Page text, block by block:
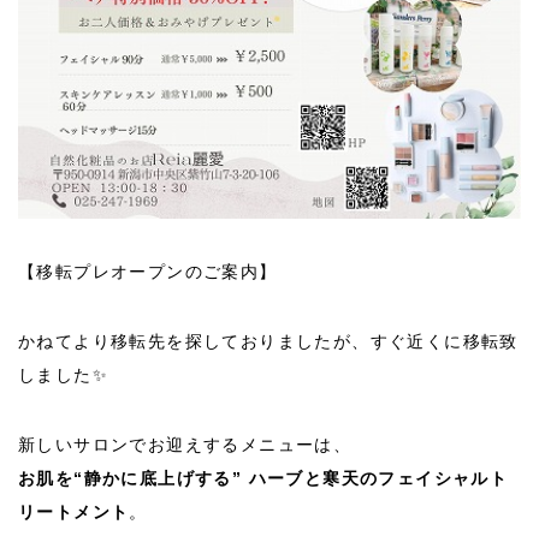
【移転プレオープンのご案内】
かねてより移転先を探しておりましたが、すぐ近くに移転致
しました✨
新しいサロンでお迎えするメニューは、
お肌を“静かに底上げする” ハーブと寒天のフェイシャルト
リートメント 。